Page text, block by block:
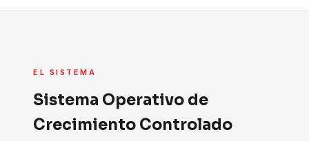
EL SISTEMA
Sistema Operativo de
Crecimiento Controlado